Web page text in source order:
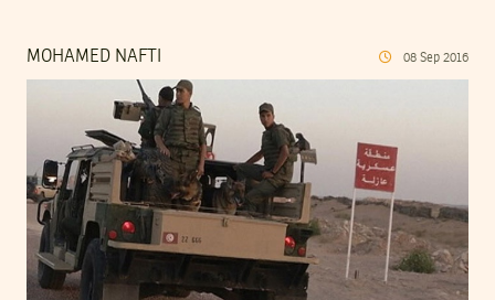
MOHAMED NAFTI 08 Sep 2016